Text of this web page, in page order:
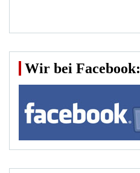
Wir bei Facebook: